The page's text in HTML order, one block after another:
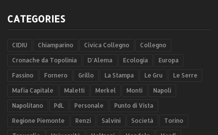
CATEGORIES
CIDIU Chiamparino Civica Collegno Collegno
Cronache da Topolinia D'Alema Ecologia Europa
Fassino Fornero Grillo La Stampa Le Gru Le Serre
Mafia Capitale Maletti Merkel Monti Napoli
Napolitano PdL Personale Punto di Vista
Regione Piemonte Renzi Salvini Società Torino